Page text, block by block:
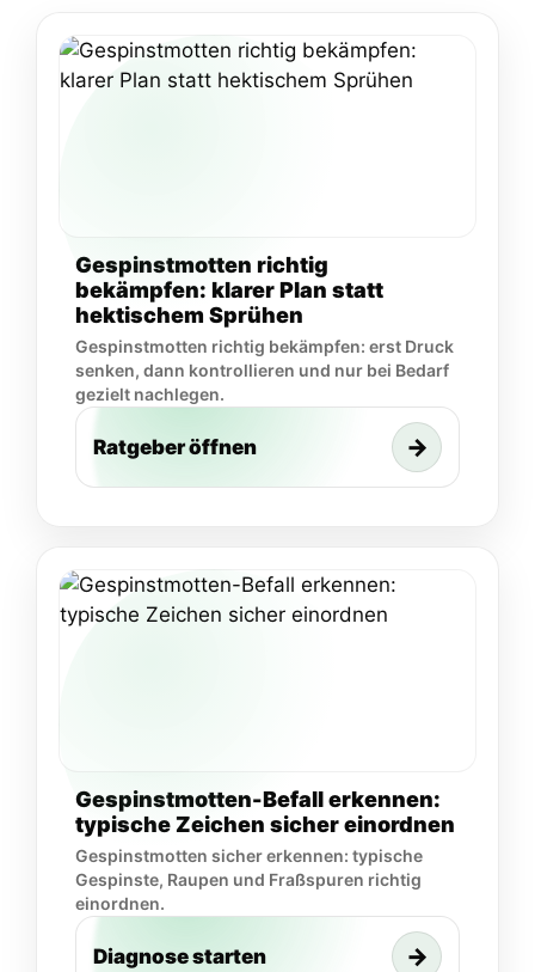
Gespinstmotten richtig
bekämpfen: klarer Plan statt
hektischem Sprühen
Gespinstmotten richtig bekämpfen: erst Druck
senken, dann kontrollieren und nur bei Bedarf
gezielt nachlegen.
Ratgeber öffnen →
Gespinstmotten-Befall erkennen:
typische Zeichen sicher einordnen
Gespinstmotten sicher erkennen: typische
Gespinste, Raupen und Fraßspuren richtig
einordnen.
Diagnose starten →